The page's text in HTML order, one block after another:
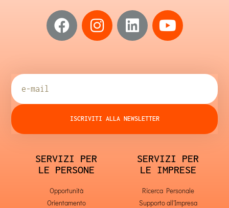
ISCRIVITI ALLA NEWSLETTER
SERVIZI PER
LE PERSONE
Opportunità
Orientamento
SERVIZI PER
LE IMPRESE
Ricerca Personale
Supporto all'Impresa